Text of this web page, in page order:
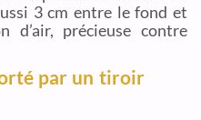
3 cm entre le fond et
précieuse contre
par un tiroir